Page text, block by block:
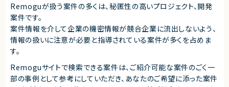
Remoguが扱う案件の多くは、秘匿性の高いプロジェクト、開発
案件です。
案件情報を介して企業の機密情報が競合企業に流出しないよう、
情報の扱いに注意が必要と指導されている案件が多くを占めま
す。
Remoguサイトで検索できる案件は、ご紹介可能な案件のごく一
部の事例として参考にしていただき、 あなたのご希望に添った案件